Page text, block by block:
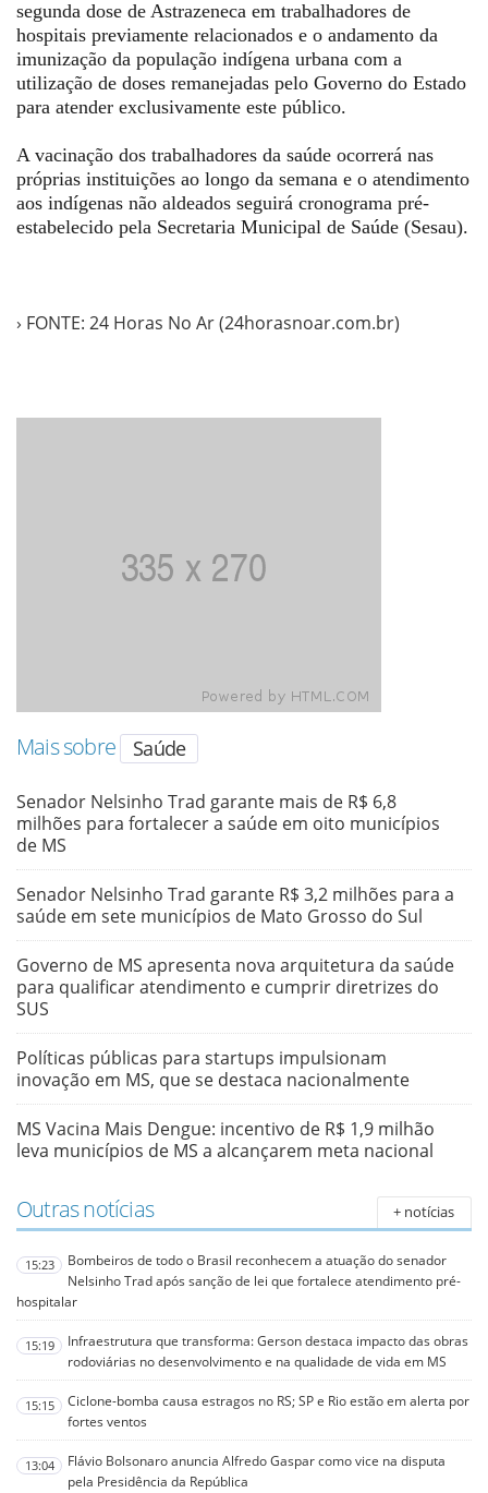
segunda dose de Astrazeneca em trabalhadores de
hospitais previamente relacionados e o andamento da
imunização da população indígena urbana com a
utilização de doses remanejadas pelo Governo do Estado
para atender exclusivamente este público.
A vacinação dos trabalhadores da saúde ocorrerá nas
próprias instituições ao longo da semana e o atendimento
aos indígenas não aldeados seguirá cronograma pré-
estabelecido pela Secretaria Municipal de Saúde (Sesau).
› FONTE: 24 Horas No Ar (24horasnoar.com.br)
Mais sobre Saúde
Senador Nelsinho Trad garante mais de R$ 6,8
milhões para fortalecer a saúde em oito municípios
de MS
Senador Nelsinho Trad garante R$ 3,2 milhões para a
saúde em sete municípios de Mato Grosso do Sul
Governo de MS apresenta nova arquitetura da saúde
para qualificar atendimento e cumprir diretrizes do
SUS
Políticas públicas para startups impulsionam
inovação em MS, que se destaca nacionalmente
MS Vacina Mais Dengue: incentivo de R$ 1,9 milhão
leva municípios de MS a alcançarem meta nacional
Outras notícias + notícias
15:23
Bombeiros de todo o Brasil reconhecem a atuação do senador
Nelsinho Trad após sanção de lei que fortalece atendimento pré-
hospitalar
15:19
Infraestrutura que transforma: Gerson destaca impacto das obras
rodoviárias no desenvolvimento e na qualidade de vida em MS
15:15
Ciclone-bomba causa estragos no RS; SP e Rio estão em alerta por
fortes ventos
13:04
Flávio Bolsonaro anuncia Alfredo Gaspar como vice na disputa
pela Presidência da República